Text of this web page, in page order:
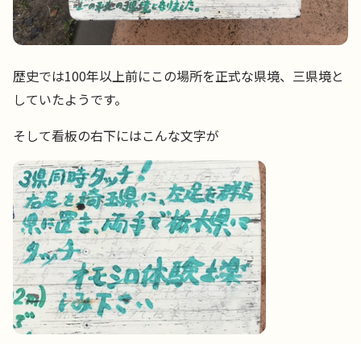
歴史では100年以上前にこの場所を正式な県境、三県境と
していたようです。
そして看板の右下にはこんな文字が